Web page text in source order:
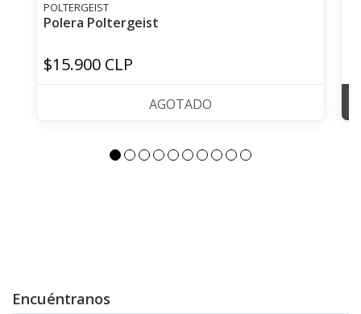
POLTERGEIST
Polera Poltergeist
$15.900 CLP
AGOTADO
Encuéntranos